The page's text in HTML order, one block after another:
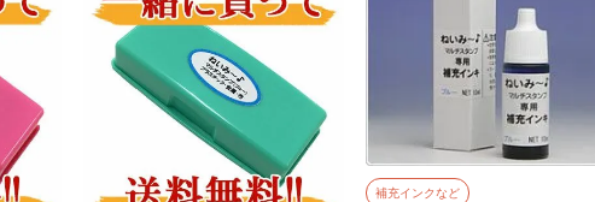
補充インクなど